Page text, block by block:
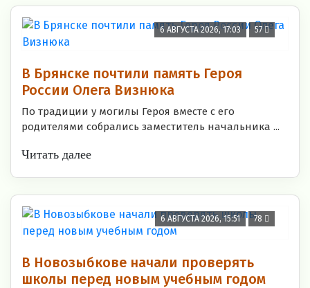
6 АВГУСТА 2026, 17:03 57
В Брянске почтили память Героя
России Олега Визнюка
По традиции у могилы Героя вместе с его
родителями собрались заместитель начальника ...
Читать далее
6 АВГУСТА 2026, 15:51 78
В Новозыбкове начали проверять
школы перед новым учебным годом